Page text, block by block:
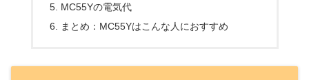
MC55Yの電気代
まとめ：MC55Yはこんな人におすすめ